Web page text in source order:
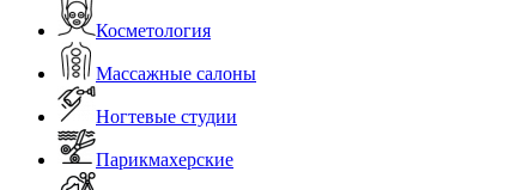
Косметология
Массажные салоны
Ногтевые студии
Парикмахерские